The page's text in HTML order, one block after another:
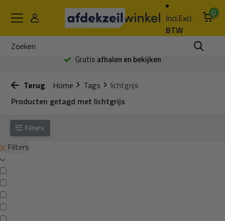
Incl.Excl.
BTW
0
Gratis afhalen en bekijken
Terug Home Tags
lichtgrijs
Producten getagd met lichtgrijs
Filters
Filters